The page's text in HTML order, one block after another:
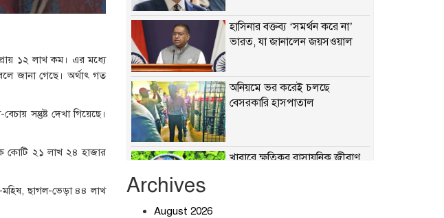
১২ লাখ কম। এর মধ্যে
জানা গেছে। অর্থাৎ গত
সন্তুষ্ট দেখা গিয়েছে।
কোটি ২১ লাখ ২৪ হাজার
মহিষ, ছাগল-ভেড়া ৪৪ লাখ
হাসিনার বক্তব্য ‘সমর্থন করে না’
ভারত, যা জানালেন জয়সওয়াল
অনিয়মে ভর করেই চলছে
বেসরকারি হাসপাতাল
খাবারে ক্ষতিকর রাসায়নিক জীবাণু
Archives
August 2026